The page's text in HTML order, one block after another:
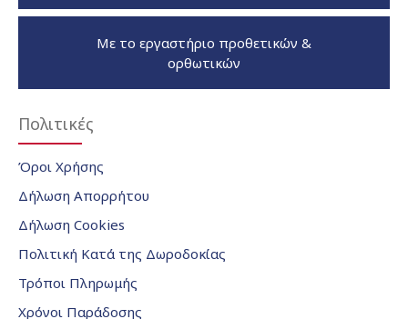
Με το εργαστήριο προθετικών &
ορθωτικών
Πολιτικές
Όροι Χρήσης
Δήλωση Απορρήτου
Δήλωση Cookies
Πολιτική Κατά της Δωροδοκίας
Τρόποι Πληρωμής
Χρόνοι Παράδοσης